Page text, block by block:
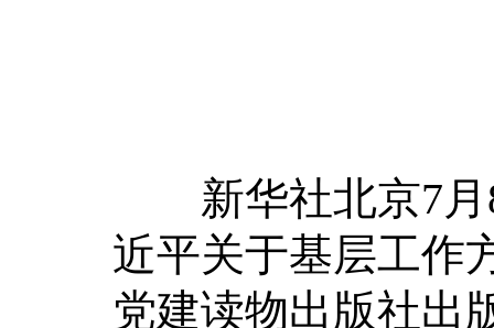
新华社北京7月
近平关于基层工作
党建读物出版社出